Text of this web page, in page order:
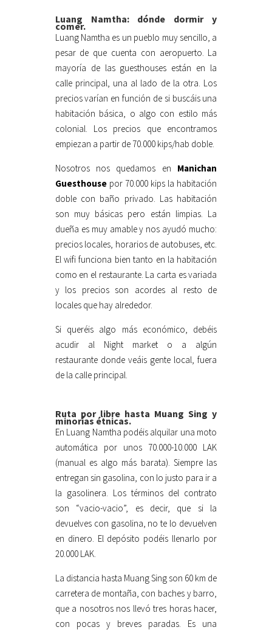
Luang Namtha: dónde dormir y
comer.
Luang Namtha es un pueblo muy sencillo, a
pesar de que cuenta con aeropuerto. La
mayoría de las guesthouses están en la
calle principal, una al lado de la otra. Los
precios varían en función de si buscáis una
habitación básica, o algo con estilo más
colonial. Los precios que encontramos
empiezan a partir de 70.000 kips/hab doble.
Nosotros nos quedamos en Manichan
Guesthousepor 70.000 kips la habitación
doble con baño privado. Las habitación
son muy básicas pero están limpias. La
dueña es muy amable y nos ayudó mucho:
precios locales, horarios de autobuses, etc.
El wifi funciona bien tanto en la habitación
como en el restaurante. La carta es variada
y los precios son acordes al resto de
locales que hay alrededor.
Si queréis algo más económico, debéis
acudir al Night market o a algún
restaurante donde veáis gente local, fuera
de la calle principal.
Ruta por libre hasta Muang Sing y
minorías étnicas.
En Luang Namtha podéis alquilar una moto
automática por unos 70.000-10.000 LAK
(manual es algo más barata). Siempre las
entregan sin gasolina, con lo justo para ir a
la gasolinera. Los términos del contrato
son “vacio-vacio”, es decir, que si la
devuelves con gasolina, no te lo devuelven
en dinero. El depósito podéis llenarlo por
20.000 LAK.
La distancia hasta Muang Sing son 60 km de
carretera de montaña, con baches y barro,
que a nosotros nos llevó tres horas hacer,
con pocas y breves paradas. Es una